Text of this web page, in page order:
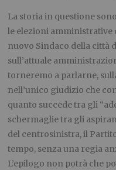
La storia in questione
le elezioni amministrative
nuovo Sindaco della città
sull’attuale
torneremo a parlarne,
nell’unico giudizio che
quanto succede tra gli
schermaglie tra gli
del centrosinistra, il
tempo, senza una regia
L’epilogo non potrà che